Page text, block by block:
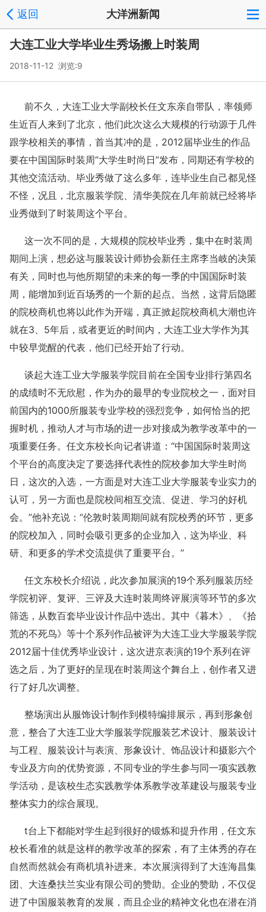
返回 大洋洲新闻
大连工业大学毕业生秀场搬上时装周
2018-11-12 浏览:9
前不久，大连工业大学副校长任文东亲自带队，率领师
生近百人来到了北京，他们此次这么大规模的行动源于几件
跟学校相关的事情，首当其冲的是，2012届毕业生的作品
要在中国国际时装周“大学生时尚日”发布，同期还有学校的
其他交流活动。毕业秀做了这么多年，连毕业生自己都见怪
不怪，况且，北京服装学院、清华美院在几年前就已经将毕
业秀做到了时装周这个平台。
这一次不同的是，大规模的院校毕业秀，集中在时装周
期间上演，想必这与服装设计师协会新任主席李当岐的决策
有关，同时也与他所期望的未来的每一季的中国国际时装
周，能增加到近百场秀的一个新的起点。当然，这背后隐匿
的院校商机也将以此作为开端，真正掀起院校商机大潮也许
就在3、5年后，或者更近的时间内，大连工业大学作为其
中较早觉醒的代表，他们已经开始了行动。
谈起大连工业大学服装学院目前在全国专业排行第四名
的成绩时不无欣慰，作为办的最早的专业院校之一，面对目
前国内的1000所服装专业学校的强烈竞争，如何恰当的把
握时机，推动人才与市场的进一步对接成为教学改革中的一
项重要任务。任文东校长向记者讲道：“中国国际时装周这
个平台的高度决定了要选择代表性的院校参加大学生时尚
日，这次的入选，一方面是对大连工业大学服装专业实力的
认可，另一方面也是院校间相互交流、促进、学习的好机
会。”他补充说：“伦敦时装周期间就有院校秀的环节，更多
的院校加入，同时会吸引更多的企业加入，这为毕业、科
研、和更多的学术交流提供了重要平台。”
任文东校长介绍说，此次参加展演的19个系列服装历经
学院初评、复评、三评及大连时装周终评展演等环节的多次
筛选，从数百套毕业设计作品中选出。其中《暮木》、《拾
荒的不死鸟》等十个系列作品被评为大连工业大学服装学院
2012届十佳优秀毕业设计，这次进京表演的19个系列在评
选之后，为了更好的呈现在时装周这个舞台上，创作者又进
行了好几次调整。
整场演出从服饰设计制作到模特编排展示，再到形象创
意，整合了大连工业大学服装学院服装艺术设计、服装设计
与工程、服装设计与表演、形象设计、饰品设计和摄影六个
专业及方向的优势资源，不同专业的学生参与同一项实践教
学活动，是该校生态实践教学体系教学改革建设与服装专业
整体实力的综合展现。
t台上下都能对学生起到很好的锻炼和提升作用，任文东
校长看准的就是这样的教学改革的探索，有了主体秀的存在
自然而然就会有商机填补进来。本次展演得到了大连海昌集
团、大连桑扶兰实业有限公司的赞助。企业的赞助，不仅促
进了中国服装教育的发展，而且企业的精神文化也在潜在消